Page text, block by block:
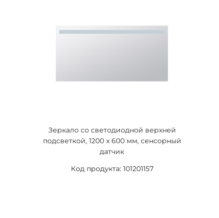
Зеркало со светодиодной верхней
подсветкой, 1200 x 600 мм, сенсорный
датчик
Код продукта: 101201157